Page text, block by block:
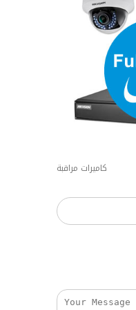
كاميرات مراقبة